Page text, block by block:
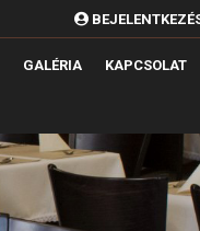
GALÉRIA KAPCSOLAT